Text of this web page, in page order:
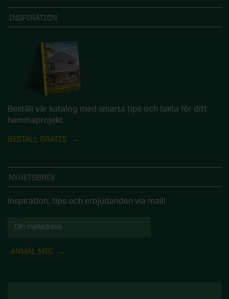
INSPIRATION
Beställ vår katalog med smarta tips och fakta för ditt
hemmaprojekt.
BESTÄLL GRATIS
NYHETSBREV
Inspiration, tips och erbjudanden via mail!
ANMÄL MIG